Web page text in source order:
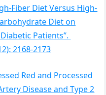
Fiber Diet Versus High-
Diet on
Patients”.
2168-2173
Red and Processed
Disease and Type 2